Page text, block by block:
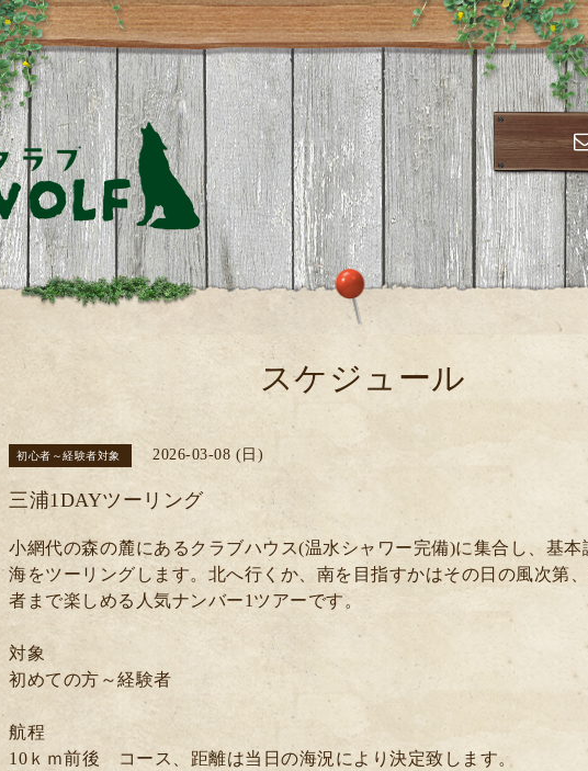
スケジュール
初心者～経験者対象 2026-03-08 (日)
三浦1DAYツーリング
小網代の森の麓にあるクラブハウス(温水シャワー完備)に集合し、基本
海をツーリングします。北へ行くか、南を目指すかはその日の風次第
者まで楽しめる人気ナンバー1ツアーです。
対象
初めての方～経験者
航程
10ｋｍ前後 コース、距離は当日の海況により決定致します。